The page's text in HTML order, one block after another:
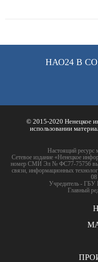
НАО24 В
© 2015-2020 Ненецкое
использовании
Настоящий ресурс
Сетевое издание «Ненецкое
номер СМИ Эл № ФС77-75756
связи, информационных
08
Учредитель -
Главный